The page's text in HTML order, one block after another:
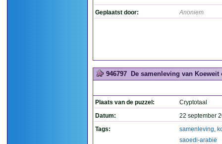
Geplaatst door: Anoniem
946797 De samenleving van Koeweit
Plaats van de puzzel:
Cryptotaal
Datum:
22 september
Tags:
samenleving,
saoedi-arabië